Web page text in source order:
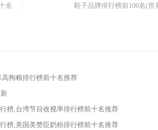
名
鞋子品牌排行榜前100名(世
狗粮排行榜前十名推荐
榜,台湾节目收视率排行榜前十名推荐
榜,美国美赞臣奶粉排行榜前十名推荐